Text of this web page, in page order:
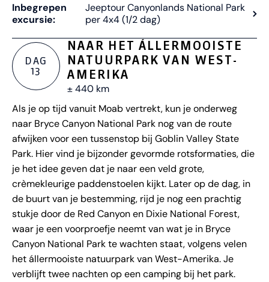
Inbegrepen
excursie:
Jeeptour Canyonlands National Park
per 4x4 (1/2 dag)
DAG
13
NAAR HET ÁLLERMOOISTE
NATUURPARK VAN WEST-
AMERIKA
± 440 km
Als je op tijd vanuit Moab vertrekt, kun je onderweg
naar Bryce Canyon National Park nog van de route
afwijken voor een tussenstop bij Goblin Valley State
Park. Hier vind je bijzonder gevormde rotsformaties, die
je het idee geven dat je naar een veld grote,
crèmekleurige paddenstoelen kijkt. Later op de dag, in
de buurt van je bestemming, rijd je nog een prachtig
stukje door de Red Canyon en Dixie National Forest,
waar je een voorproefje neemt van wat je in Bryce
Canyon National Park te wachten staat, volgens velen
het állermooiste natuurpark van West-Amerika. Je
verblijft twee nachten op een camping bij het park.